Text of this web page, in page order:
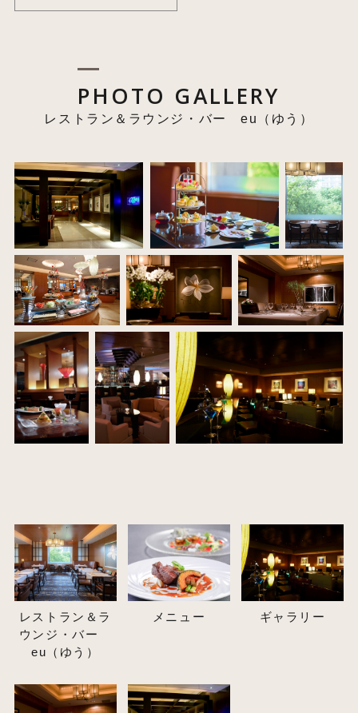
PHOTO GALLERY
レストラン＆ラウンジ・バー eu（ゆう）
レストラン＆ラ
ウンジ・バー
eu（ゆう）
メニュー ギャラリー